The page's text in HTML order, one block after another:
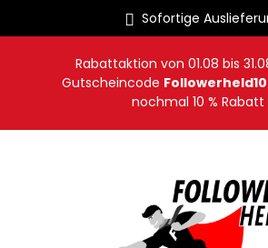
Sofortige
Rabattaktion von 01.08 bis
Gutscheincode Followerheld10
nochmal 10 % Rabatt